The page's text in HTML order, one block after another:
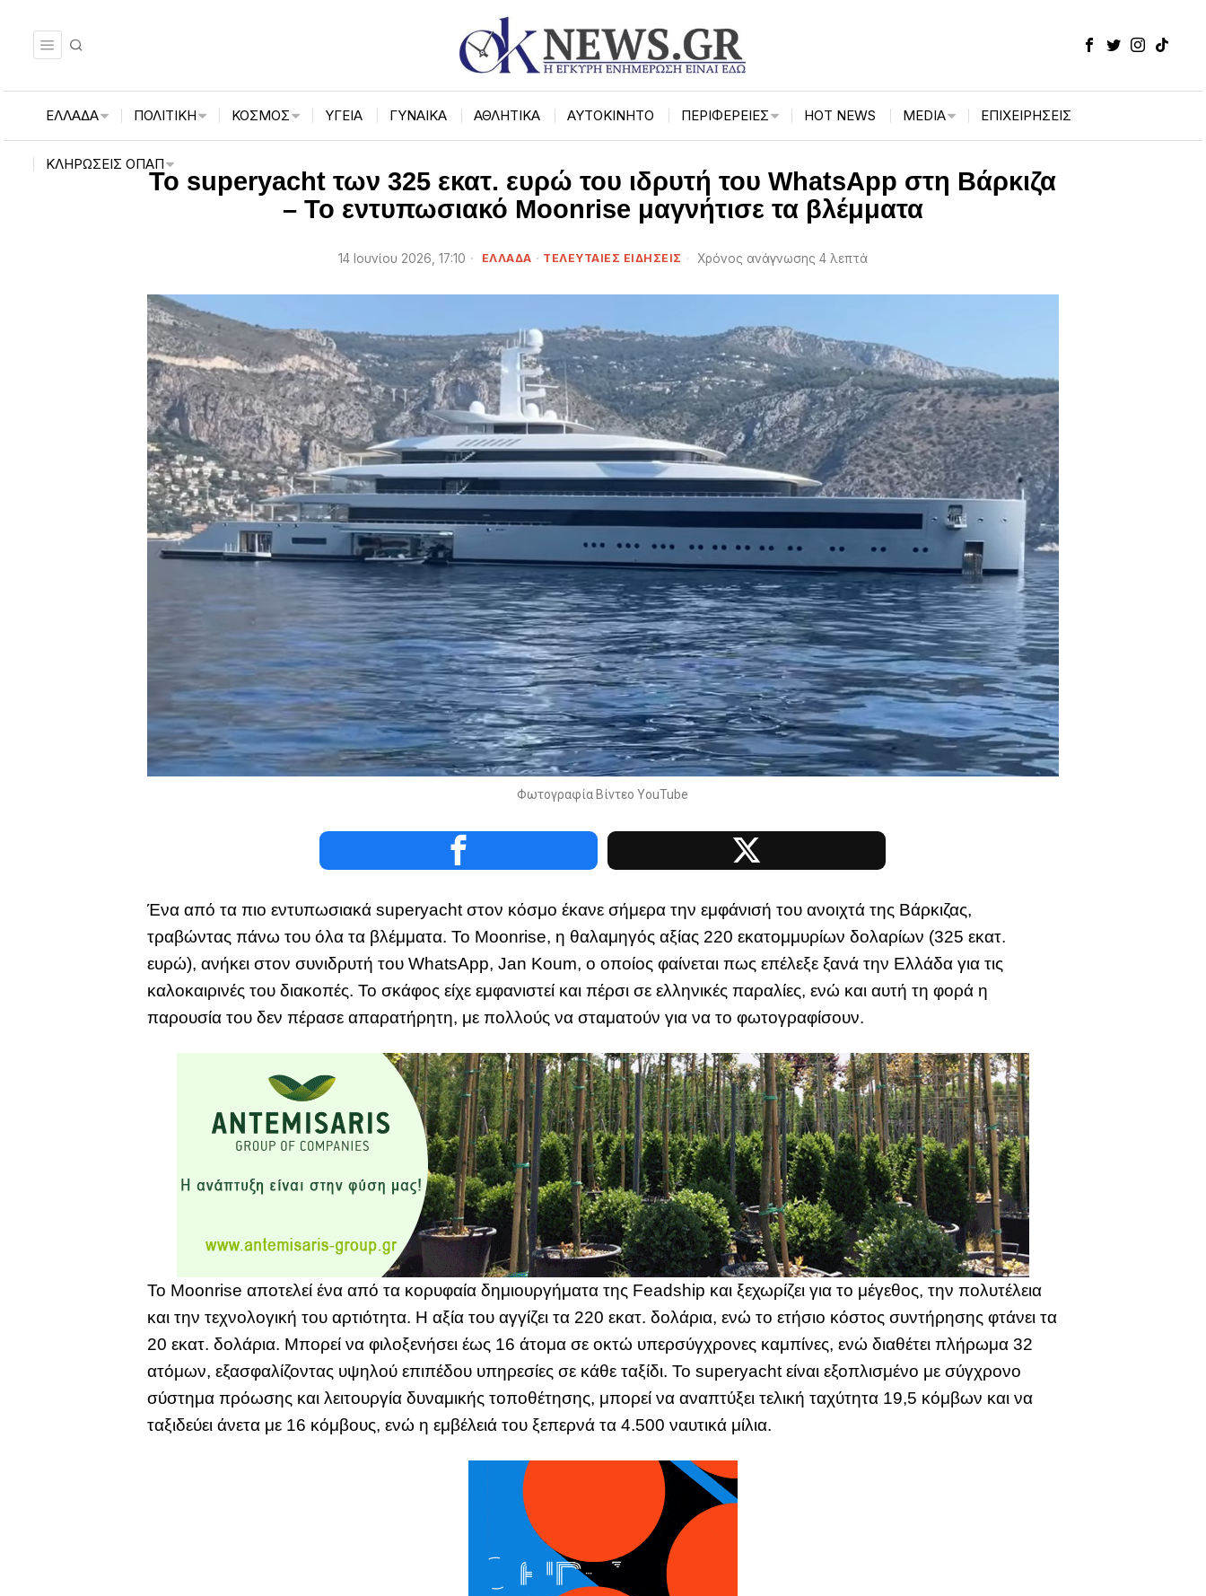
ΕΛΛΑΔΑ ΠΟΛΙΤΙΚΗ ΚΟΣΜΟΣ ΥΓΕΙΑ ΓΥΝΑΙΚΑ ΑΘΛΗΤΙΚΑ ΑΥΤΟΚΙΝΗΤΟ ΠΕΡΙΦΈΡΕΙΕΣ HOT NEWS MEDIA ΕΠΙΧΕΙΡΉΣΕΙΣ
ΚΛΗΡΏΣΕΙΣ ΟΠΑΠ
Το superyacht των 325 εκατ. ευρώ του ιδρυτή του WhatsApp στη Βάρκιζα
– Το εντυπωσιακό Moonrise μαγνήτισε τα βλέμματα
14 Ιουνίου 2026, 17:10 ΕΛΛΑΔΑ · ΤΕΛΕΥΤΑΙΕΣ ΕΙΔΗΣΕΙΣ Χρόνος ανάγνωσης 4 λεπτά
Φωτογραφία Βίντεο YouTube
Ένα από τα πιο εντυπωσιακά superyacht στον κόσμο έκανε σήμερα την εμφάνισή του ανοιχτά της Βάρκιζας,
τραβώντας πάνω του όλα τα βλέμματα. Το Moonrise, η θαλαμηγός αξίας 220 εκατομμυρίων δολαρίων (325 εκατ.
ευρώ), ανήκει στον συνιδρυτή του WhatsApp, Jan Koum, ο οποίος φαίνεται πως επέλεξε ξανά την Ελλάδα για τις
καλοκαιρινές του διακοπές. Το σκάφος είχε εμφανιστεί και πέρσι σε ελληνικές παραλίες, ενώ και αυτή τη φορά η
παρουσία του δεν πέρασε απαρατήρητη, με πολλούς να σταματούν για να το φωτογραφίσουν.
Το Moonrise αποτελεί ένα από τα κορυφαία δημιουργήματα της Feadship και ξεχωρίζει για το μέγεθος, την πολυτέλεια
και την τεχνολογική του αρτιότητα. Η αξία του αγγίζει τα 220 εκατ. δολάρια, ενώ το ετήσιο κόστος συντήρησης φτάνει τα
20 εκατ. δολάρια. Μπορεί να φιλοξενήσει έως 16 άτομα σε οκτώ υπερσύγχρονες καμπίνες, ενώ διαθέτει πλήρωμα 32
ατόμων, εξασφαλίζοντας υψηλού επιπέδου υπηρεσίες σε κάθε ταξίδι. Το superyacht είναι εξοπλισμένο με σύγχρονο
σύστημα πρόωσης και λειτουργία δυναμικής τοποθέτησης, μπορεί να αναπτύξει τελική ταχύτητα 19,5 κόμβων και να
ταξιδεύει άνετα με 16 κόμβους, ενώ η εμβέλειά του ξεπερνά τα 4.500 ναυτικά μίλια.